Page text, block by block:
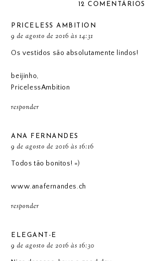
12 COMENTÁRIOS
PRICELESS AMBITION
9 de agosto de 2016 às 14:31
Os vestidos são absolutamente lindos!
beijinho,
PricelessAmbition
responder
ANA FERNANDES
9 de agosto de 2016 às 16:16
Todos tão bonitos! =)
www.anafernandes.ch
responder
ELEGANT-E
9 de agosto de 2016 às 16:30